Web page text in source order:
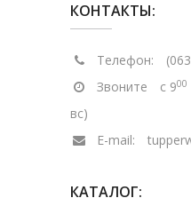
КОНТАКТЫ:
Телефон:
Звоните
с 900
вс)
E-mail:
КАТАЛОГ: